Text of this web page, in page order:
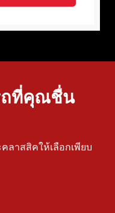
ถที่คุณชื่น
ลาสสิคให้เลือกเพียบ